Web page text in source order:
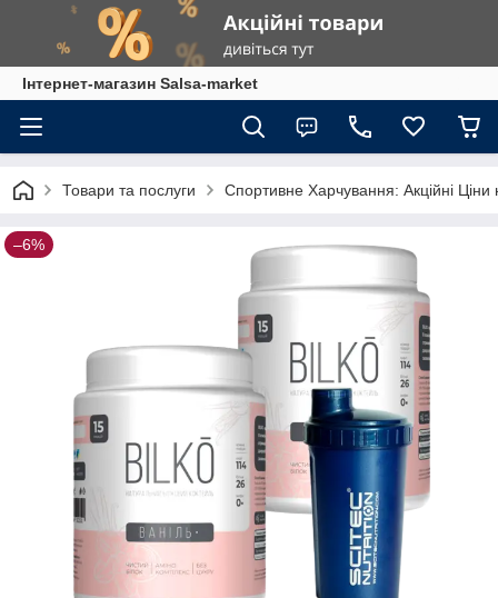
Інтернет-магазин Salsa-market
Товари та послуги Спортивне Харчування: Акційні Ціни
–6%